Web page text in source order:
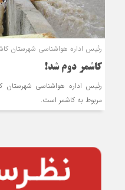
رئیس اداره هواشناسی شهرستان
کاشمر دوم شد!
رئیس اداره هواشناسی شهرستان
مربوط به کاشمر است.